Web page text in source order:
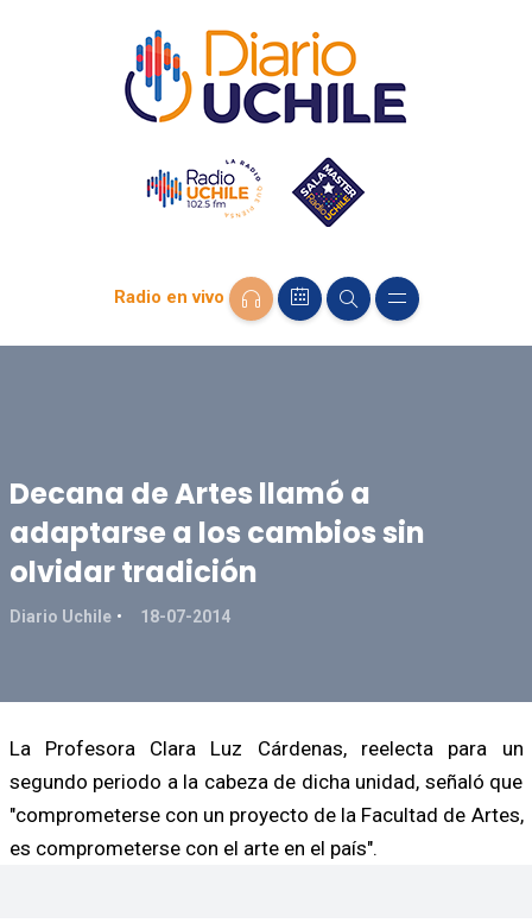
Radio en vivo
Decana de Artes llamó a
adaptarse a los cambios sin
olvidar tradición
Diario Uchile 18-07-2014
La Profesora Clara Luz Cárdenas, reelecta para un
segundo periodo a la cabeza de dicha unidad, señaló que
"comprometerse con un proyecto de la Facultad de Artes,
es comprometerse con el arte en el país".